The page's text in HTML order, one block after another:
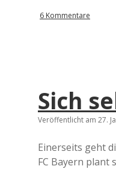
6 Kommentare
Sich
Veröffentlicht am 27.
Einerseits geht
FC Bayern plant